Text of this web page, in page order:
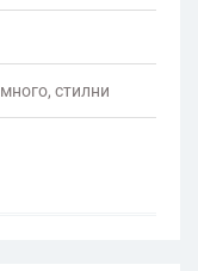
много, стилни